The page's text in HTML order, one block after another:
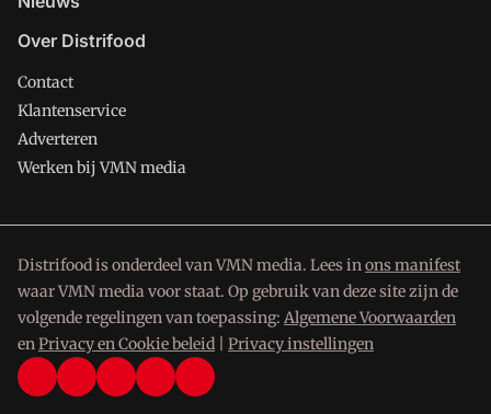
Over Distrifood
Contact
Klantenservice
Adverteren
Werken bij VMN media
Distrifood is onderdeel van VMN media. Lees inons manifest
waar VMN media voor staat. Op gebruik van deze site zijn de
volgende regelingen van toepassing: Algemene Voorwaarden
enPrivacy en Cookie beleid Privacy instellingen